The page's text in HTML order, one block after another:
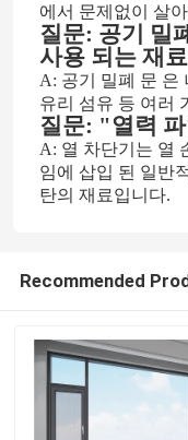
에서 문제없이 살
질문: 공기 밀
사용 되는 재
A: 공기 밀폐 문 은
유리 섬유 등 여러
질문: "열력
A: 열 차단기는 열
임에 삽입 된 일반
탄의 재료입니다.
Recommended